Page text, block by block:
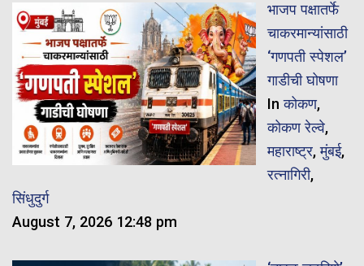
भाजप पक्षातर्फे
चाकरमान्यांसाठी
‘गणपती स्पेशल’
गाडीची घोषणा
Inकोकण,
कोकण रेल्वे,
महाराष्ट्र,मुंबई,
रत्नागिरी,
सिंधुदुर्ग
August 7, 2026 12:48 pm